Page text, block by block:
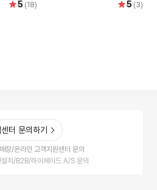
별5 (18)
별5 (3)
터 문의하기
장/온라인 고객지원센터 문의
치/B2B/하이메이드 A/S 문의